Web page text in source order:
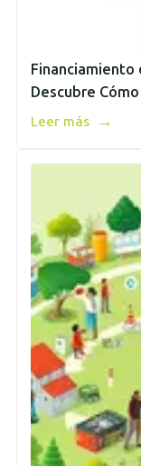
Financiamiento
Descubre
Leer más →